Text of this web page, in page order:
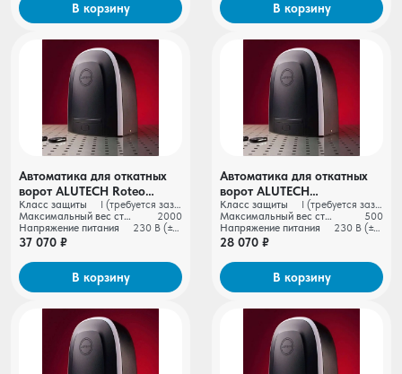
В корзину В корзину
Автоматика для откатных
ворот ALUTECH Roteo
RTO‑2000MKIT +
проводные фотоэлементы
LM‑L
Класс защиты
I (требуется заземление)
Максимальный вес створки ворот, кг
2000
Напряжение питания
230 В (±10%)
37 070 ₽
В корзину
Автоматика для откатных
ворот ALUTECH
RTO‑500MKIT +
беспроводные
фотоэлементы LM‑LB
Класс защиты
I (требуется заземление)
Максимальный вес створки ворот, кг
500
Напряжение питания
230 В (±10%)
28 070 ₽
В корзину